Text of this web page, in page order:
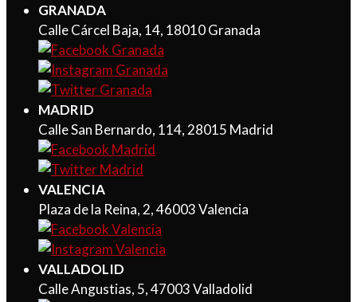
GRANADA
Calle Cárcel Baja, 14, 18010 Granada
MADRID
Calle San Bernardo, 114, 28015 Madrid
VALENCIA
Plaza de la Reina, 2, 46003 Valencia
VALLADOLID
Calle Angustias, 5, 47003 Valladolid